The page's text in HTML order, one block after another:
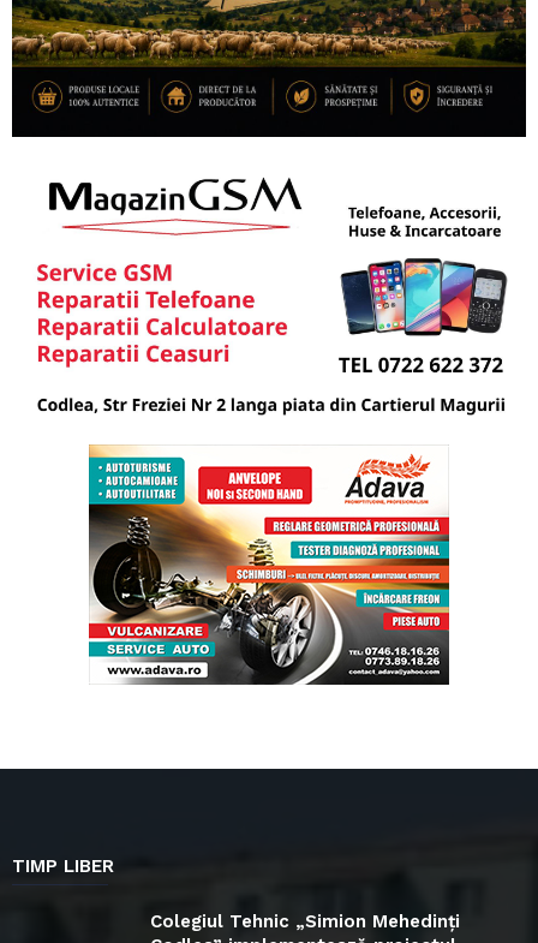
TIMP LIBER
Colegiul Tehnic „Simion Mehedinți